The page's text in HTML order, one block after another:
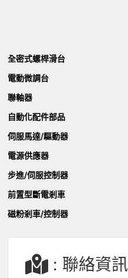
全密式螺桿滑台
電動微調台
聯軸器
自動化配件部品
伺服馬達/驅動器
電源供應器
步進/伺服控制器
前置型斷電剎車
磁粉剎車/控制器
: 聯絡資訊